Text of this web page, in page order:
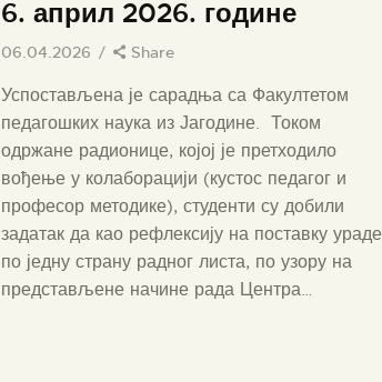
6. април 2026. године
06.04.2026 Share
Успостављена је сарадња са Факултетом
педагошких наука из Јагодине. Током
одржане радионице, којој је претходило
вођење у колаборацији (кустос педагог и
професор методике), студенти су добили
задатак да као рефлексију на поставку ураде
по једну страну радног листа, по узору на
представљене начине рада Центра…